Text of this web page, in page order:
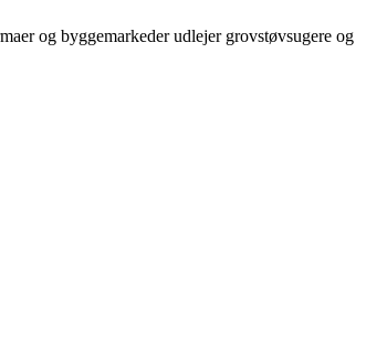
og byggemarkeder udlejer grovstøvsugere og